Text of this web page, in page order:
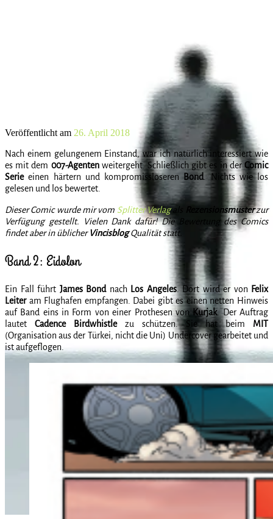
Veröffentlicht am 26. April 2018
Nach einem gelungenem Einstand, war ich natürlich interessiert wie
es mit dem 007-Agentenweitergeht. Schließlich gibt es in derComic
Serieeinen härtern und kompromissloseren Bond. Nichts wie los
gelesen und los bewertet.
Dieser Comic wurde mir vom Splitter Verlagals Rezensionsmusterzur
Verfügung gestellt. Vielen Dank dafür! Die Bewertung des Comics
findet aber in üblicherVincisblogQualität statt.
Band 2: Eidolon
Ein Fall führt James Bondnach Los Angeles. Dort wird er von Felix
Leiteram Flughafen empfangen. Dabei gibt es einen netten Hinweis
auf Band eins in Form von einer Prothesen von Kurjak. Der Auftrag
lautet Cadence Birdwhistlezu schützen. Sie hat beim MIT
(Organisation aus der Türkei, nicht die Uni) Undercover gearbeitet und
ist aufgeflogen.